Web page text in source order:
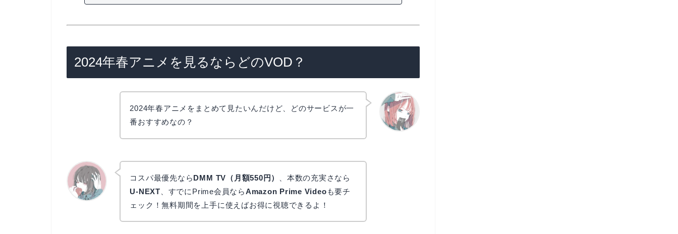
2024年春アニメを見るならどのVOD？
2024年春アニメをまとめて見たいんだけど、どのサービスが一
番おすすめなの？
コスパ最優先ならDMM TV（月額550円）
、本数の充実さなら
U-NEXT 、すでにPrime会員ならAmazon Prime Video も要チ
ェック！無料期間を上手に使えばお得に視聴できるよ！